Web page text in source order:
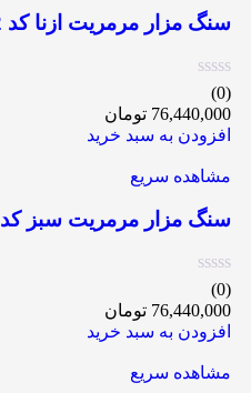
سنگ مزار مرمریت ازنا کد 82
(0)
76,440,000 تومان
افزودن به سبد خرید
مشاهده سریع
سنگ مزار مرمریت سبز کد 22
(0)
76,440,000 تومان
افزودن به سبد خرید
مشاهده سریع